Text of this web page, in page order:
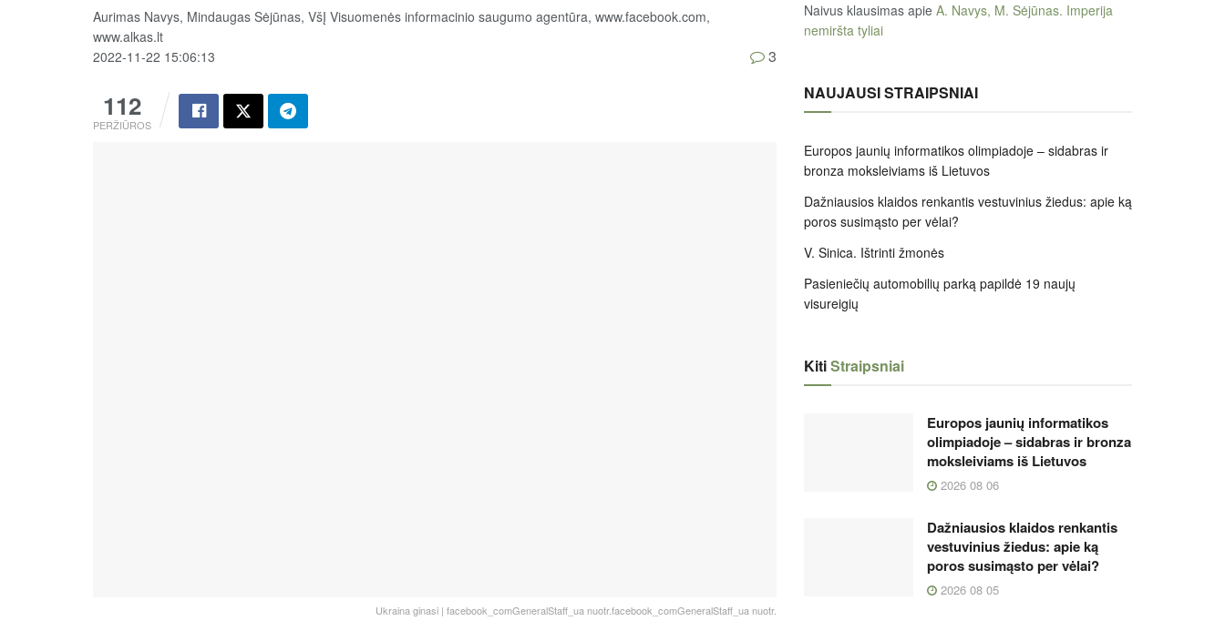
Aurimas Navys, Mindaugas Sėjūnas, VšĮ Visuomenės informacinio saugumo agentūra, www.facebook.com,
www.alkas.lt
2022-11-22 15:06:13
112
PERŽIŪROS
3
Ukraina ginasi | facebook_comGeneralStaff_ua nuotr.facebook_comGeneralStaff_ua nuotr.
Naivus klausimas apie A. Navys, M. Sėjūnas. Imperija
nemiršta tyliai
NAUJAUSI STRAIPSNIAI
Europos jaunių informatikos olimpiadoje – sidabras ir
bronza moksleiviams iš Lietuvos
Dažniausios klaidos renkantis vestuvinius žiedus: apie ką
poros susimąsto per vėlai?
V. Sinica. Ištrinti žmonės
Pasieniečių automobilių parką papildė 19 naujų
visureigių
KitiStraipsniai
Europos jaunių informatikos
olimpiadoje – sidabras ir bronza
moksleiviams iš Lietuvos
2026 08 06
Dažniausios klaidos renkantis
vestuvinius žiedus: apie ką
poros susimąsto per vėlai?
2026 08 05